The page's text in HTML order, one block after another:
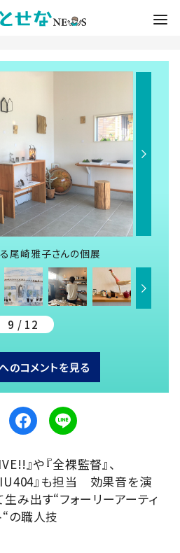
尾崎雅子さんの個展
9 / 12
のコメントを見る
』や『全裸監督』、
』も担当 効果音を演
生み出す“フォーリーアーティ
“の職人技